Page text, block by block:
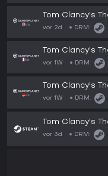
Tom Clancy's
vor 2d DRM:
Tom Clancy's
vor 1W DRM:
Tom Clancy's
vor 1W DRM:
Tom Clancy's
vor 3d DRM: